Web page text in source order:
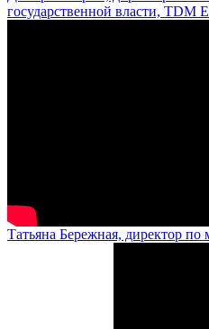
государственной власти, TDM
Татьяна Бережная, директор по